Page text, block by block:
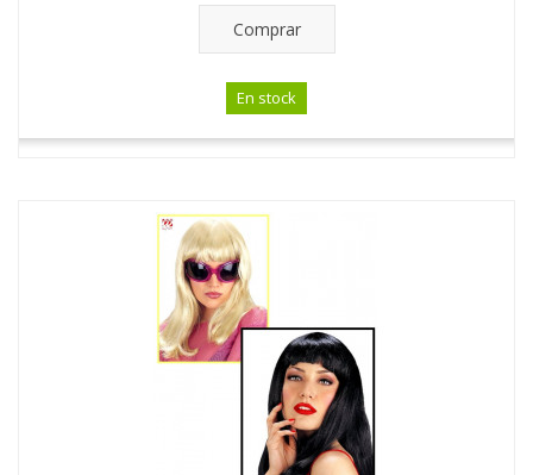
Comprar
En stock